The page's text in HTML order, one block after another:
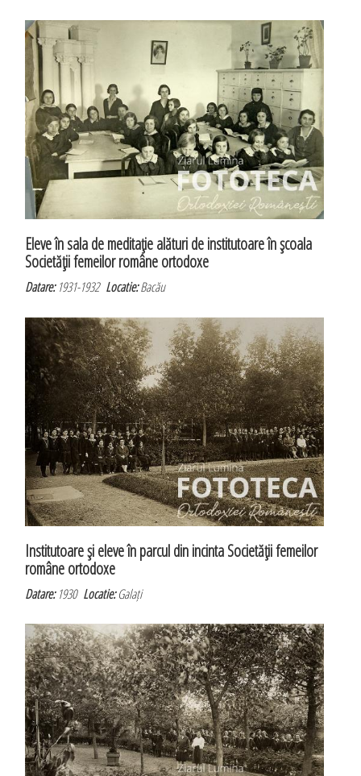
Eleve în sala de meditaţie alături de institutoare în şcoala
Societăţii femeilor române ortodoxe
Datare:1931-1932Locatie:Bacău
Institutoare şi eleve în parcul din incinta Societăţii femeilor
române ortodoxe
Datare:1930Locatie:Galați